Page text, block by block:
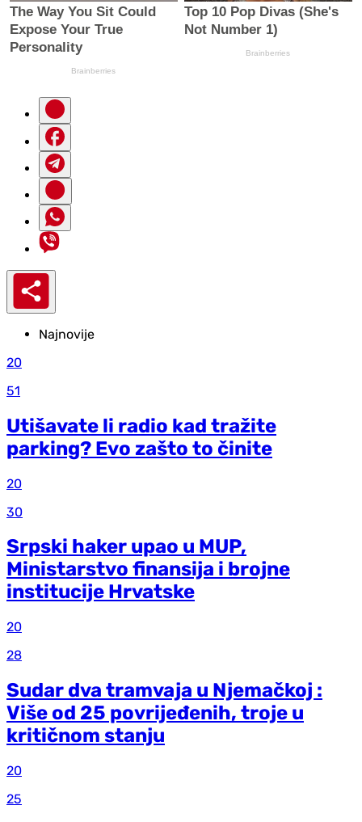
Najnovije
20
51
Utišavate li radio kad tražite
parking? Evo zašto to činite
20
30
Srpski haker upao u MUP,
Ministarstvo finansija i brojne
institucije Hrvatske
20
28
Sudar dva tramvaja u Njemačkoj :
Više od 25 povrijeđenih, troje u
kritičnom stanju
20
25